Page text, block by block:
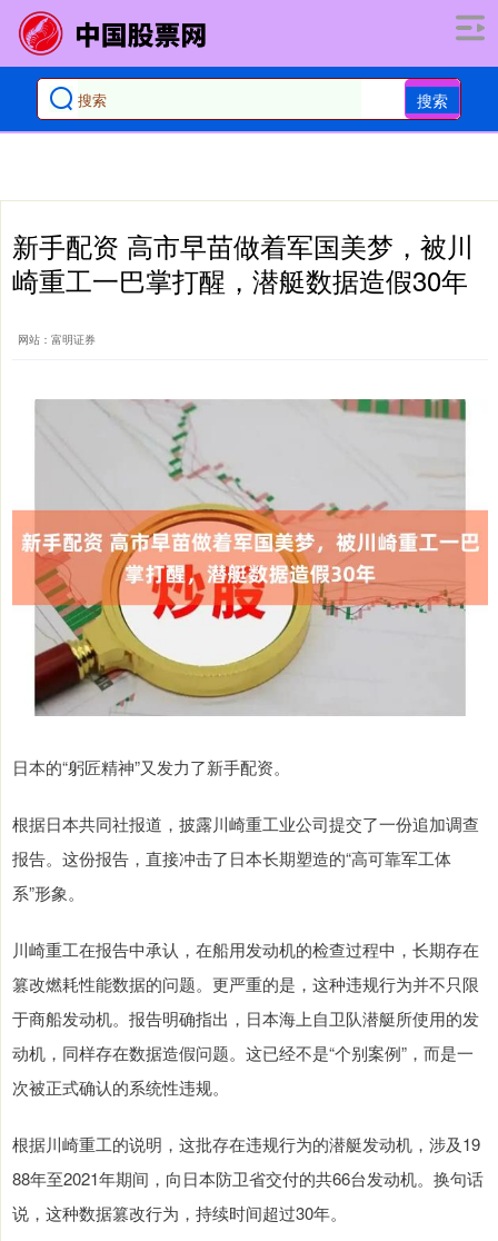
搜索
新手配资 高市早苗做着军国美梦，被川
崎重工一巴掌打醒，潜艇数据造假30年
网站：富明证券
日本的“躬匠精神”又发力了新手配资。
根据日本共同社报道，披露川崎重工业公司提交了一份追加调查
报告。这份报告，直接冲击了日本长期塑造的“高可靠军工体
系”形象。
川崎重工在报告中承认，在船用发动机的检查过程中，长期存在
篡改燃耗性能数据的问题。更严重的是，这种违规行为并不只限
于商船发动机。报告明确指出，日本海上自卫队潜艇所使用的发
动机，同样存在数据造假问题。这已经不是“个别案例”，而是一
次被正式确认的系统性违规。
根据川崎重工的说明，这批存在违规行为的潜艇发动机，涉及19
88年至2021年期间，向日本防卫省交付的共66台发动机。换句话
说，这种数据篡改行为，持续时间超过30年。